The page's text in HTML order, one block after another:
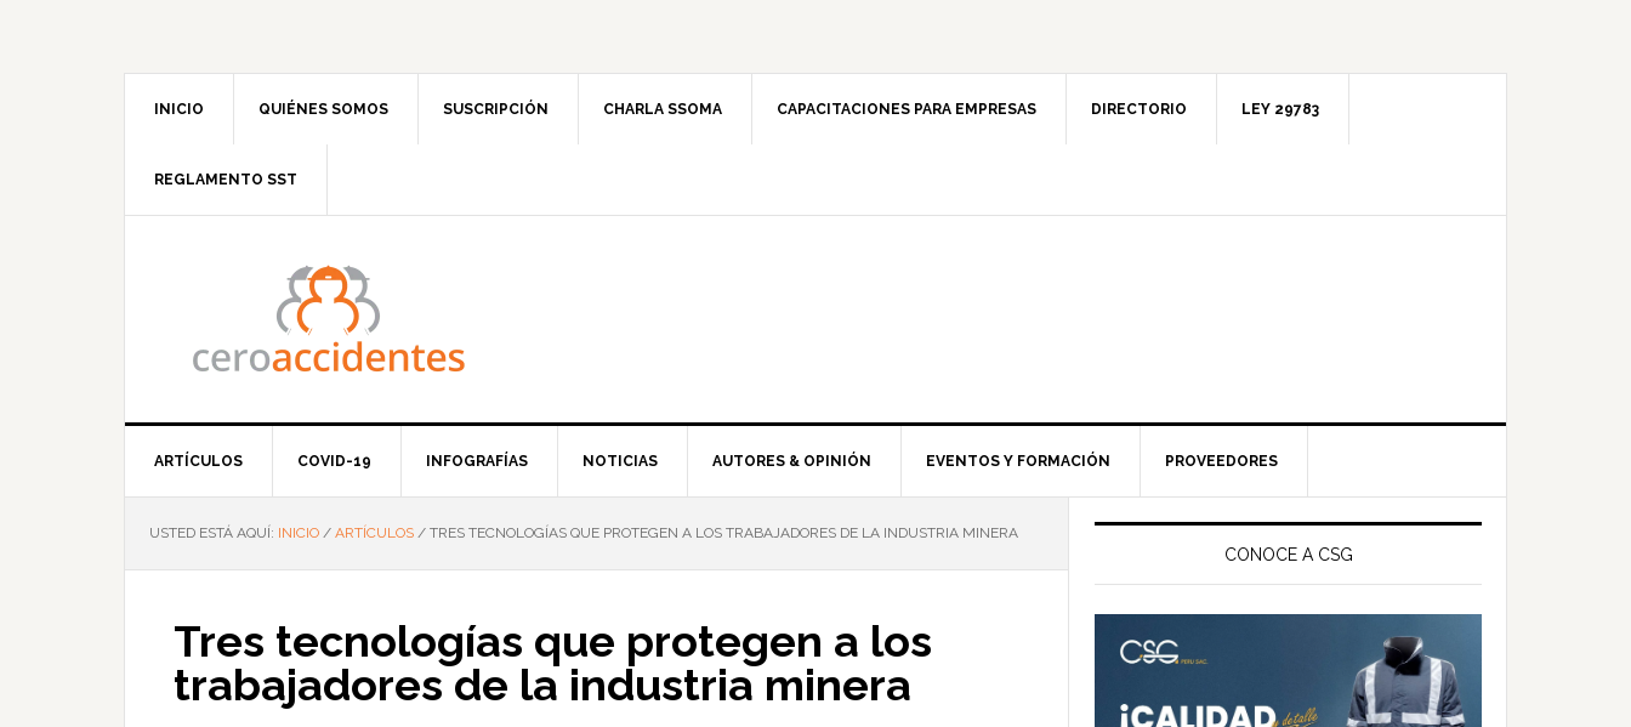
INICIO QUIÉNES SOMOS SUSCRIPCIÓN CHARLA SSOMA CAPACITACIONES PARA EMPRESAS DIRECTORIO LEY 29783
REGLAMENTO SST
ARTÍCULOS COVID-19 INFOGRAFÍAS NOTICIAS AUTORES & OPINIÓN EVENTOS Y FORMACIÓN PROVEEDORES
USTED ESTÁ AQUÍ: INICIO / ARTÍCULOS / TRES TECNOLOGÍAS QUE PROTEGEN A LOS TRABAJADORES DE LA INDUSTRIA MINERA
Tres tecnologías que protegen a los
trabajadores de la industria minera
Barra
principal
CONOCE A CSG